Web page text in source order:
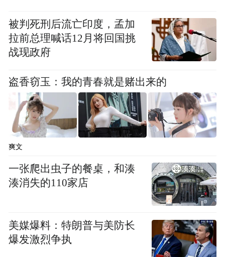
被判死刑后流亡印度，孟加
拉前总理喊话12月将回国挑
战现政府
盗香窃玉：我的青春就是赌出来的
爽文
一张爬出虫子的餐桌，和湊
湊消失的110家店
美媒爆料：特朗普与美防长
爆发激烈争执